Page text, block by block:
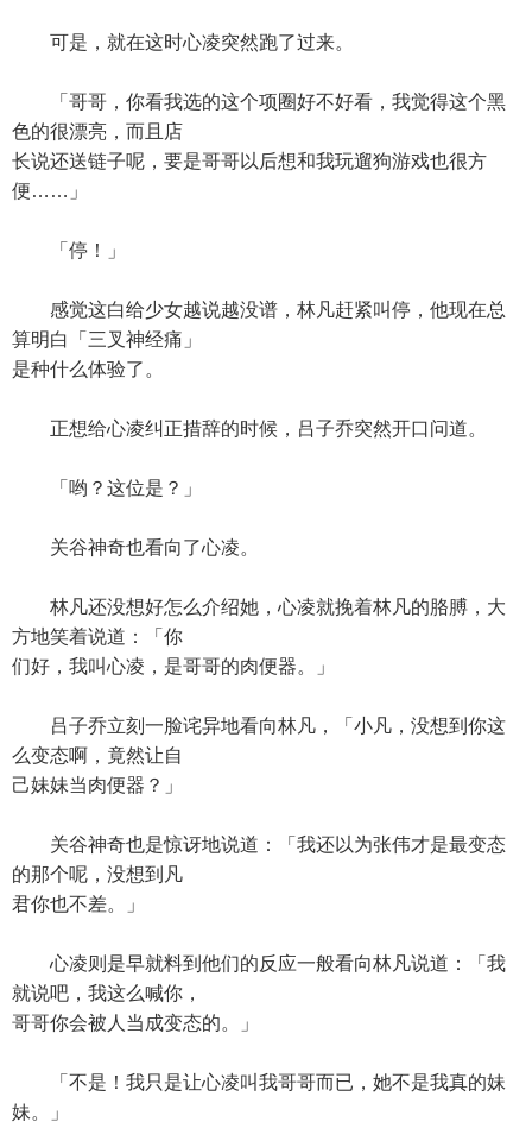
可是，就在这时心凌突然跑了过来。
「哥哥，你看我选的这个项圈好不好看，我觉得这个黑
色的很漂亮，而且店
长说还送链子呢，要是哥哥以后想和我玩遛狗游戏也很方
便……」
「停！」
感觉这白给少女越说越没谱，林凡赶紧叫停，他现在总
算明白「三叉神经痛」
是种什么体验了。
正想给心凌纠正措辞的时候，吕子乔突然开口问道。
「哟？这位是？」
关谷神奇也看向了心凌。
林凡还没想好怎么介绍她，心凌就挽着林凡的胳膊，大
方地笑着说道：「你
们好，我叫心凌，是哥哥的肉便器。」
吕子乔立刻一脸诧异地看向林凡，「小凡，没想到你这
么变态啊，竟然让自
己妹妹当肉便器？」
关谷神奇也是惊讶地说道：「我还以为张伟才是最变态
的那个呢，没想到凡
君你也不差。」
心凌则是早就料到他们的反应一般看向林凡说道：「我
就说吧，我这么喊你，
哥哥你会被人当成变态的。」
「不是！我只是让心凌叫我哥哥而已，她不是我真的妹
妹。」